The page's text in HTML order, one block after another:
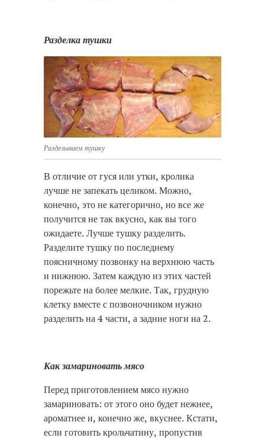
Разделка тушки
Разделываем тушку
В отличие от гуся или утки, кролика
лучше не запекать целиком. Можно,
конечно, это не категорично, но все же
получится не так вкусно, как вы того
ожидаете. Лучше тушку разделить.
Разделите тушку по последнему
поясничному позвонку на верхнюю часть
и нижнюю. Затем каждую из этих частей
порежьте на более мелкие. Так, грудную
клетку вместе с позвоночником нужно
разделить на 4 части, а задние ноги на 2.
Как замариновать мясо
Перед приготовлением мясо нужно
замариновать: от этого оно будет нежнее,
ароматнее и, конечно же, вкуснее. Кстати,
если готовить крольчатину, пропустив